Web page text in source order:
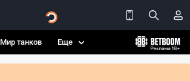
Мир танков Еще